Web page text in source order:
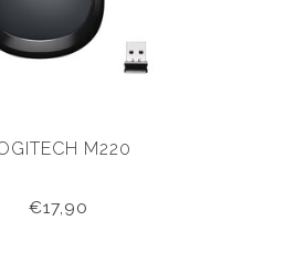
M220
€17,90